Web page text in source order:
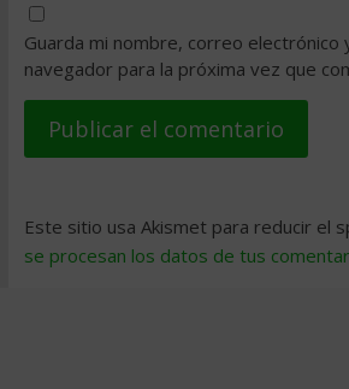
Guarda mi nombre, correo electrónico
navegador para la próxima vez que
Este sitio usa Akismet para reducir el
se procesan los datos de tus